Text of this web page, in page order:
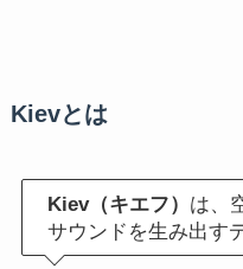
Kievとは
Kiev（キエフ） は、
サウンドを生み出す